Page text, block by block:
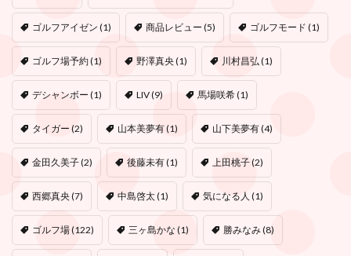
ゴルフアイゼン (1) 商品レビュー (5) ゴルフモード (1)
ゴルフ場予約(1) 野澤真央(1) 川村昌弘 (1)
デシャンボー (1) LIV(9) 馬場咲希(1)
タイガー (2) 山本美夢有(1) 山下美夢有(4)
金田久美子(2) 後藤未有(1) 上田桃子(2)
西郷真央(7) 中島啓太(1) 気になる人 (1)
ゴルフ場(122) 三ヶ島かな (1) 勝みなみ(8)